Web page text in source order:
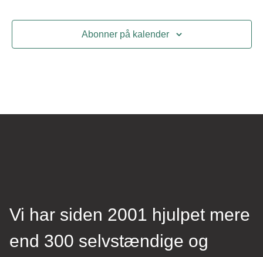
Abonner på kalender
Vi har siden 2001 hjulpet mere
end 300 selvstændige og